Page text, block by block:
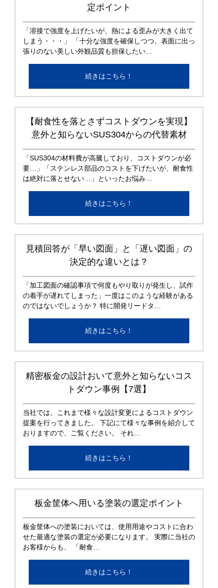
定ポイント
「溶接で強度を上げたいが、熱による歪みが大きく出て
しまう・・・」 「十分な強度を確保しつつ、表面に出っ
張りのない美しい外観品質も担保したい…
続きはこちら！
【耐食性を落とさずコストダウンを実現】
意外と知らないSUS304からの代替素材
「SUS304の材料費が高騰しており、コストダウンが必
要…」「ステンレス部品のコストを下げたいが、耐食性
は絶対に落とせない…」といったお悩み…
続きはこちら！
見積回答が「早い図面」と「遅い図面」の
決定的な違いとは？
「加工図面の確認事項で何度もやり取りが発生し、試作
の着手が遅れてしまった」一度はこのような経験がある
のではないでしょうか？ 特に開発リードタ…
続きはこちら！
精密板金の設計おいて意外と知らないコス
トダウン事例【7選】
当社では、これまで様々な設計変更によるコストダウン
提案を行ってきました。 下記にて様々な事例を紹介して
おりますので、ご覧ください。 それ…
続きはこちら！
板金筐体へ用いる塗装の選定ポイント
板金筐体への塗装においては、使用用途やコストに合わ
せた最適な塗装の選定が必要になります。 実際に当社の
お客様からも、 「耐食…
続きはこちら！